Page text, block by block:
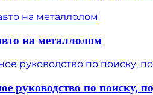
на металлолом
руководство по поиску,